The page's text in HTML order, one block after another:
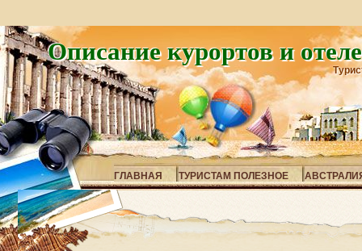
Описание курортов и
ГЛАВНАЯ ТУРИСТАМ ПОЛЕЗНОЕ